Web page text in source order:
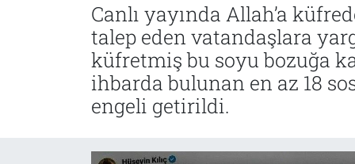
Canlı yayında Allah’a
talep eden vatandaşlara
küfretmiş bu soyu bozuğa
ihbarda bulunan en az 18
engeli getirildi.
Tercüme
Büyük Doğu-İbda
Tercüme
Büyük Doğu-İbda
Tüm Manşetler
Son Dakika Haberleri
Haber Arşivi